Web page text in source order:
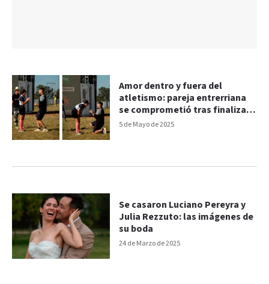
5 de Mayo de 2025
Amor dentro y fuera del
atletismo: pareja entrerriana
se comprometió tras finalizar
una competencia
24 de Marzo de 2025
Se casaron Luciano Pereyra y
Julia Rezzuto: las imágenes de
su boda